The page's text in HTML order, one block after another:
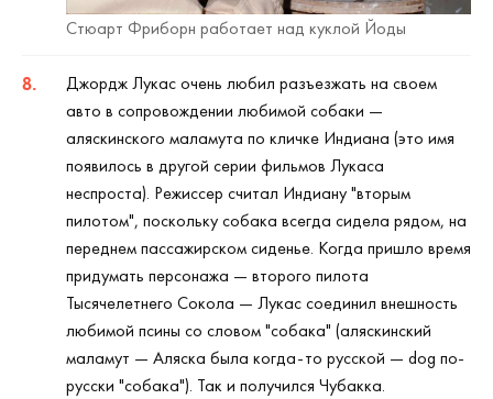
Стюарт Фриборн работает над куклой Йоды
Джордж Лукас очень любил разъезжать на своем
авто в сопровождении любимой собаки —
аляскинского маламута по кличке Индиана (это имя
появилось в другой серии фильмов Лукаса
неспроста). Режиссер считал Индиану "вторым
пилотом", поскольку собака всегда сидела рядом, на
переднем пассажирском сиденье. Когда пришло время
придумать персонажа — второго пилота
Тысячелетнего Сокола — Лукас соединил внешность
любимой псины со словом "собака" (аляскинский
маламут — Аляска была когда-то русской — dog по-
русски "собака"). Так и получился Чубакка.